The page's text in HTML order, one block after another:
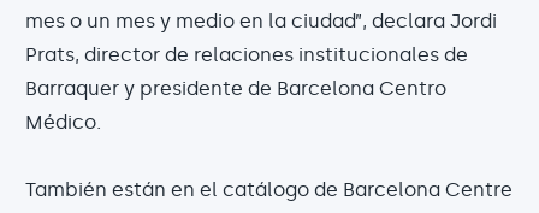
mes o un mes y medio en la ciudad”, declara Jordi
Prats, director de relaciones institucionales de
Barraquer y presidente de Barcelona Centro
Médico.
También están en el catálogo de Barcelona Centre